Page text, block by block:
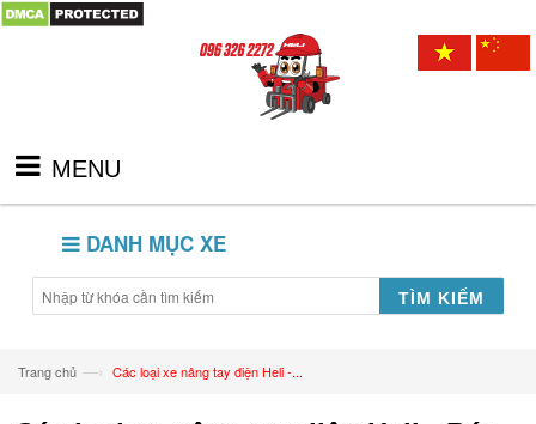
MENU
DANH MỤC XE
TÌM KIẾM
Trang chủ —› Các loại xe nâng tay điện Heli -...